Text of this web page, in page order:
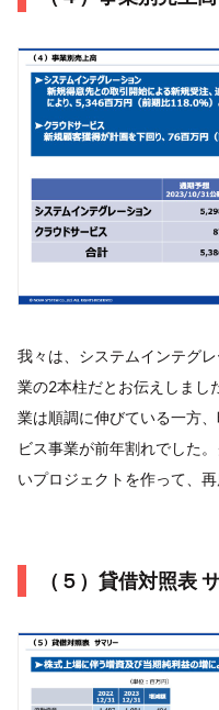
我々は、システムインテグ
業の2本柱だとお伝えしまし
業は順調に伸びている一方
ビス事業が前年割れでした
いプロジェクトを作って、
（５）貸借対照表